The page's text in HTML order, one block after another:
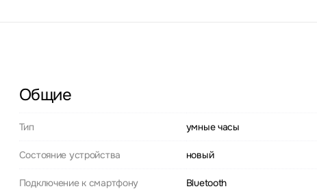
Общие
Тип умные часы
Состояние устройства новый
Подключение к смартфону Bluetooth